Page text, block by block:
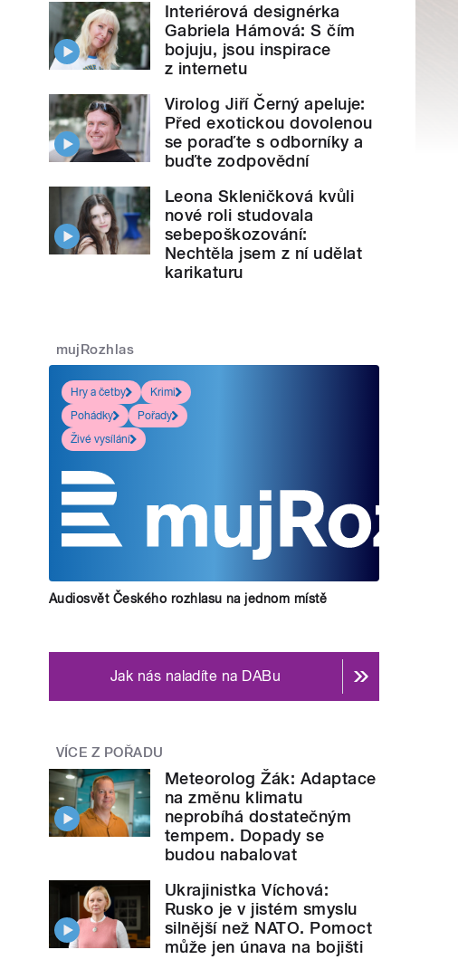
Interiérová designérka
Gabriela Hámová: S čím
bojuju, jsou inspirace
z internetu
Virolog Jiří Černý apeluje:
Před exotickou dovolenou
se poraďte s odborníky a
buďte zodpovědní
Leona Skleničková kvůli
nové roli studovala
sebepoškozování:
Nechtěla jsem z ní udělat
karikaturu
mujRozhlas
Hry a četby
Krimi
Pohádky
Pořady
Živé vysílání
Audiosvět Českého rozhlasu na jednom místě
Jak nás naladíte na DABu
VÍCE Z POŘADU
Meteorolog Žák: Adaptace
na změnu klimatu
neprobíhá dostatečným
tempem. Dopady se
budou nabalovat
Ukrajinistka Víchová:
Rusko je v jistém smyslu
silnější než NATO. Pomoct
může jen únava na bojišti